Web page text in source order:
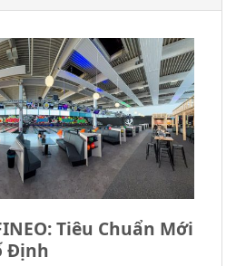
Tiêu Chuẩn Mới
Định